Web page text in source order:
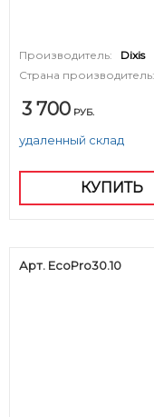
Производитель:
Dixis
Страна производитель:
3 700 РУБ.
удаленный склад
КУПИТЬ
Арт. EcoPro30.10